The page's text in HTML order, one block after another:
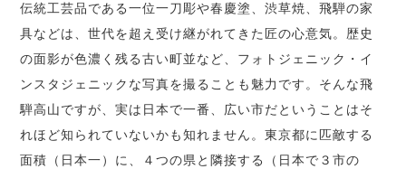
伝統工芸品である一位一刀彫や春慶塗、渋草焼、飛騨の家
具などは、世代を超え受け継がれてきた匠の心意気。歴史
の面影が色濃く残る古い町並など、フォトジェニック・イ
ンスタジェニックな写真を撮ることも魅力です。そんな飛
騨高山ですが、実は日本で一番、広い市だということはそ
れほど知られていないかも知れません。東京都に匹敵する
面積（日本一）に、４つの県と隣接する（日本で３市の